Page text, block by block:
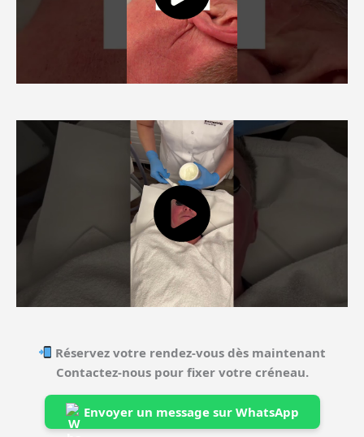
Réservez votre rendez-vous dès maintenant
Contactez-nous pour fixer votre créneau.
Envoyer un message sur WhatsApp